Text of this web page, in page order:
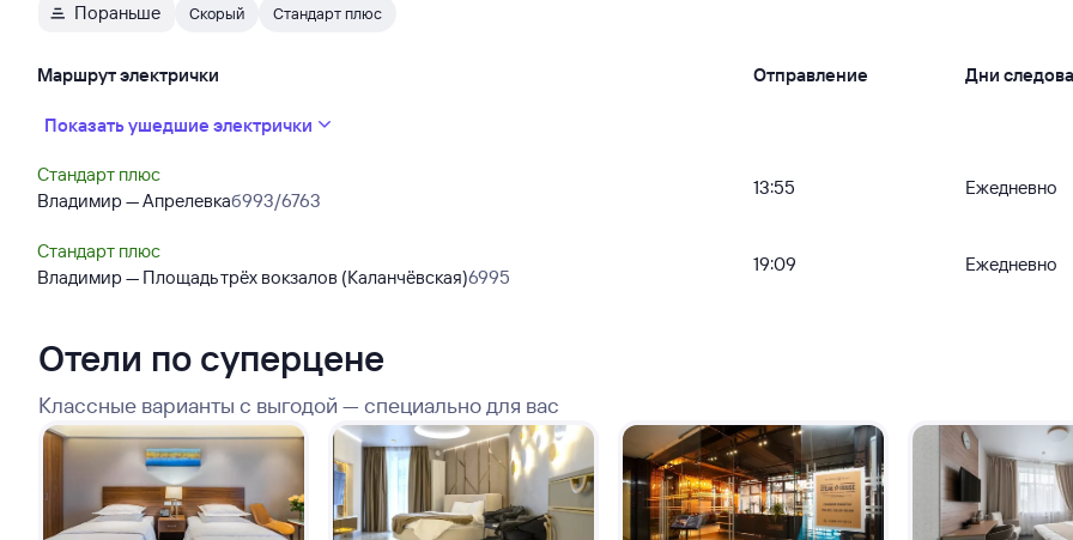
Пораньше Скорый Стандарт плюс
Маршрут электрички Отправление Дни
Показать ушедшие электрички
Стандарт плюс
Владимир — Апрелевкаб993/6763
13:55 Ежедневно
Стандарт плюс
Владимир — Площадь трёх вокзалов (Каланчёвская)6995
19:09 Ежедневно
Отели по суперцене
Классные варианты с выгодой — специально для вас